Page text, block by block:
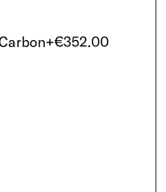
+€352.00